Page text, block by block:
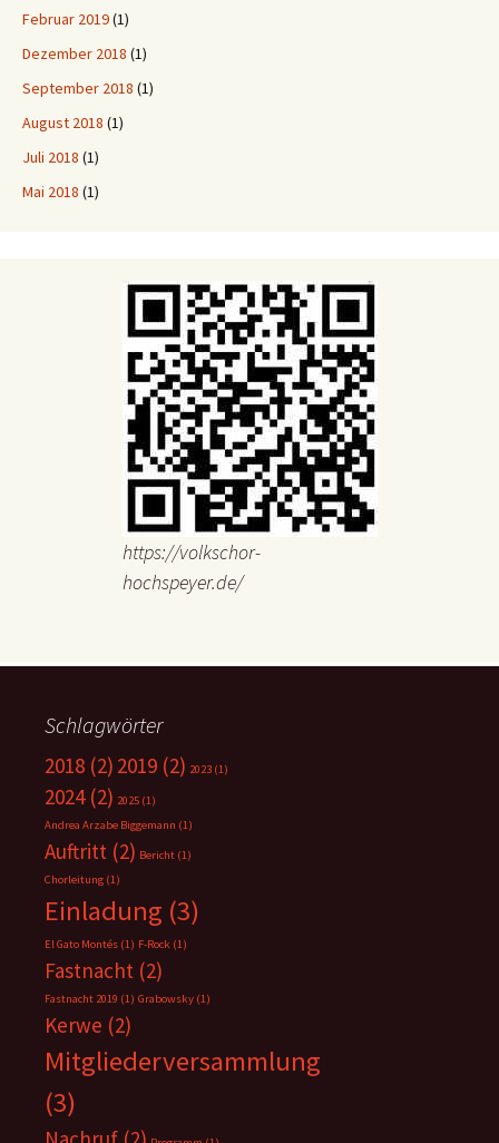
Februar 2019(1)
Dezember 2018 (1)
September 2018 (1)
August 2018 (1)
Juli 2018 (1)
Mai 2018 (1)
https://volkschor-
hochspeyer.de/
Schlagwörter
2018 (2) 2019 (2) 2023 (1)
2024(2) 2025 (1)
Andrea Arzabe Biggemann (1)
Auftritt (2) Bericht (1)
Chorleitung (1)
Einladung (3)
El Gato Montés (1) F-Rock (1)
Fastnacht (2)
Fastnacht 2019 (1) Grabowsky (1)
Kerwe (2)
Mitgliederversammlung
(3)